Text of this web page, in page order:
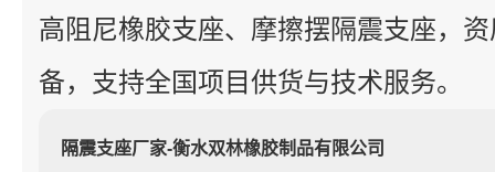
高阻尼橡胶支座、摩擦摆隔震支座，
备，支持全国项目供货与技术服务。
隔震支座厂家-衡水双林橡胶制品有限公司